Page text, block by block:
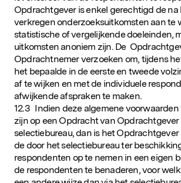
Opdrachtgever is enkel gerechtigd de
verkregen onderzoeksuitkomsten aan te
statistische of vergelijkende doeleinden,
uitkomsten anoniem zijn. De
Opdrachtnemer verzoeken om, tijdens
het bepaalde in de eerste en tweede
af te wijken en met de individuele
afwijkende afspraken te maken.
12.3 Indien deze algemene
zijn op een Opdracht van Opdrachtgever
selectiebureau, dan is het
de door het selectiebureau ter
respondenten op te nemen in een eigen
de respondenten te benaderen, voor